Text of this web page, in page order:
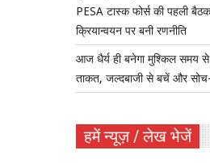
PESA टास्क फोर्स की पहली
क्रियान्वयन पर बनी रणनीति
आज धैर्य ही बनेगा मुश्किल समय
ताकत, जल्दबाजी से बचें और
हमें न्यूज़ / लेख भेजें